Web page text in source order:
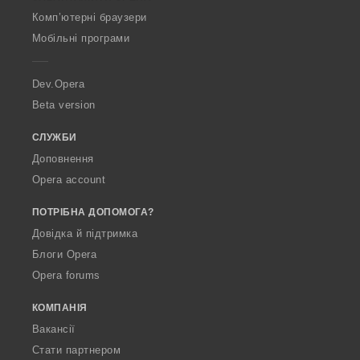
O
p
a
Комп’ютерні браузери
Мобільні програми
Dev.Opera
Beta version
СЛУЖБИ
Доповнення
Opera account
ПОТРІБНА ДОПОМОГА?
Довідка й підтримка
Блоги Opera
Opera forums
КОМПАНІЯ
Вакансії
Стати партнером